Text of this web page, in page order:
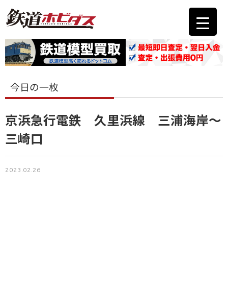
今日の一枚
京浜急行電鉄 久里浜線 三浦海岸～
三崎口
2023.02.26